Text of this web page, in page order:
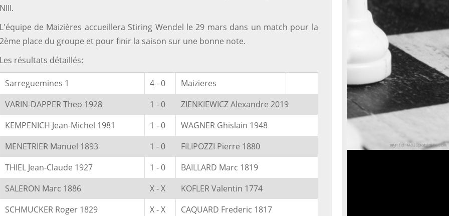
NIII.
L'équipe de Maizières accueillera Stiring Wendel le 29 mars dans un match pour la
2ème place du groupe et pour finir la saison sur une bonne note.
Les résultats détaillés:
Sarreguemines 1 4 - 0
Maizieres
VARIN-DAPPER Theo 1928
1 - 0
ZIENKIEWICZ Alexandre 2019
KEMPENICH Jean-Michel 1981
1 - 0
WAGNER Ghislain 1948
MENETRIER Manuel 1893
1 - 0
FILIPOZZI Pierre 1880
THIEL Jean-Claude 1927
1 - 0
BAILLARD Marc 1819
SALERON Marc 1886
X - X
KOFLER Valentin 1774
SCHMUCKER Roger 1829
X - X
CAQUARD Frederic 1817